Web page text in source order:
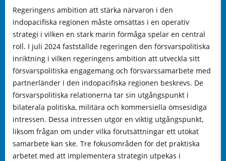
Regeringens ambition att stärka närvaron i den
indopacifiska regionen måste omsättas i en operativ
strategi i vilken en stark marin förmåga spelar en central
roll. I juli 2024 fastställde regeringen den försvarspolitiska
inriktning i vilken regeringens ambition att utveckla sitt
försvarspolitiska engagemang och försvarssamarbete med
partnerländer i den indopacifiska regionen beskrevs. De
försvarspolitiska relationerna tar sin utgångspunkt i
bilaterala politiska, militära och kommersiella ömsesidiga
intressen. Dessa intressen utgör en viktig utgångspunkt,
liksom frågan om under vilka förutsättningar ett utökat
samarbete kan ske. Tre fokusområden för det praktiska
arbetet med att implementera strategin utpekas i